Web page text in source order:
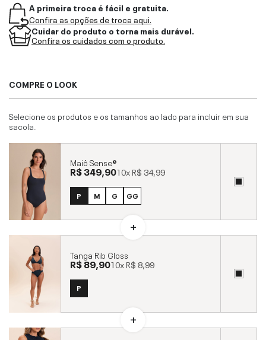
A primeira troca é fácil e gratuita.
Confira as opções de troca aqui.
Cuidar do produto o torna mais durável.
Confira os cuidados com o produto.
COMPRE O LOOK
Selecione os produtos e os tamanhos ao lado para incluir em sua
sacola.
Maiô Sense®
R$ 349,9010xR$ 34,99
P M G GG
Tanga Rib Gloss
R$ 89,9010xR$ 8,99
P